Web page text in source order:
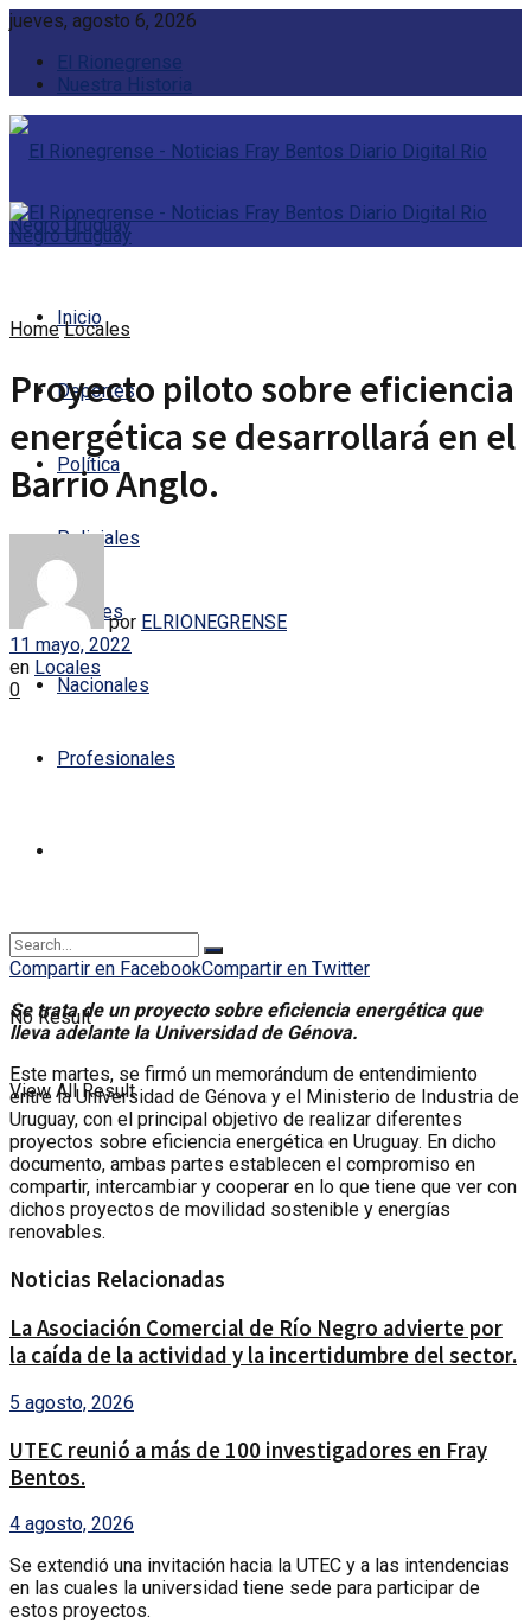
jueves, agosto 6, 2026
El Rionegrense
Nuestra Historia
Inicio
Deportes
Política
Policiales
Locales
Nacionales
Profesionales
No Result
View All Result
Home Locales
Proyecto piloto sobre eficiencia
energética se desarrollará en el
Barrio Anglo.
por ELRIONEGRENSE
11 mayo, 2022
en Locales
0
Compartir en FacebookCompartir en Twitter
Se trata de un proyecto sobre eficiencia energética que
lleva adelante la Universidad de Génova.
Este martes, se firmó un memorándum de entendimiento
entre la Universidad de Génova y el Ministerio de Industria de
Uruguay, con el principal objetivo de realizar diferentes
proyectos sobre eficiencia energética en Uruguay. En dicho
documento, ambas partes establecen el compromiso en
compartir, intercambiar y cooperar en lo que tiene que ver con
dichos proyectos de movilidad sostenible y energías
renovables.
Noticias Relacionadas
La Asociación Comercial de Río Negro advierte por
la caída de la actividad y la incertidumbre del sector.
5 agosto, 2026
UTEC reunió a más de 100 investigadores en Fray
Bentos.
4 agosto, 2026
Se extendió una invitación hacia la UTEC y a las intendencias
en las cuales la universidad tiene sede para participar de
estos proyectos.